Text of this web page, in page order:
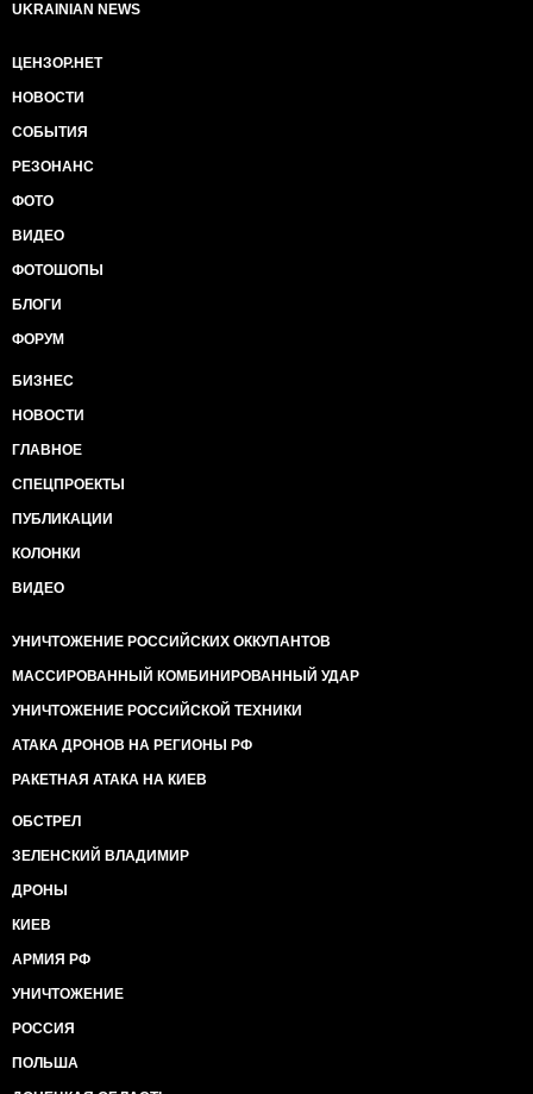
UKRAINIAN NEWS
ЦЕНЗОР.НЕТ
НОВОСТИ
СОБЫТИЯ
РЕЗОНАНС
ФОТО
ВИДЕО
ФОТОШОПЫ
БЛОГИ
ФОРУМ
БИЗНЕС
НОВОСТИ
ГЛАВНОЕ
СПЕЦПРОЕКТЫ
ПУБЛИКАЦИИ
КОЛОНКИ
ВИДЕО
УНИЧТОЖЕНИЕ РОССИЙСКИХ ОККУПАНТОВ
МАССИРОВАННЫЙ КОМБИНИРОВАННЫЙ УДАР
УНИЧТОЖЕНИЕ РОССИЙСКОЙ ТЕХНИКИ
АТАКА ДРОНОВ НА РЕГИОНЫ РФ
РАКЕТНАЯ АТАКА НА КИЕВ
ОБСТРЕЛ
ЗЕЛЕНСКИЙ ВЛАДИМИР
ДРОНЫ
КИЕВ
АРМИЯ РФ
УНИЧТОЖЕНИЕ
РОССИЯ
ПОЛЬША